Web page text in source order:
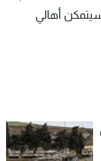
سيتمكن أهالي